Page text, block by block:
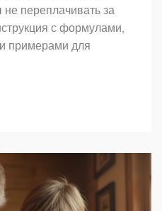
переплачивать за
с формулами,
примерами для